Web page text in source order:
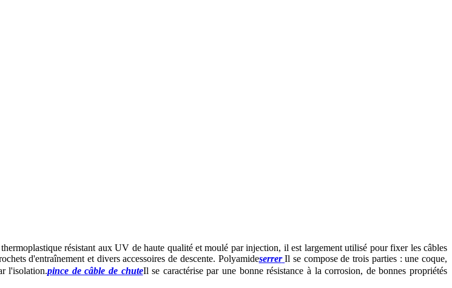
résistant aux UV de haute qualité et moulé par injection, il est largement utilisé pour fixer les câbles
d'entraînement et divers accessoires de descente. Polyamideserrer Il se compose de trois parties : une coque,
l'isolation.pince de câble de chuteIl se caractérise par une bonne résistance à la corrosion, de bonnes propriétés